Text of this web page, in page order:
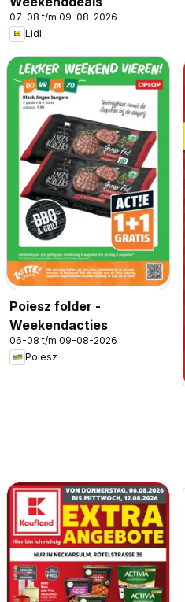
07-08 t/m 09-08-2026
Lidl
Poiesz folder -
Weekendacties
06-08 t/m 09-08-2026
Poiesz